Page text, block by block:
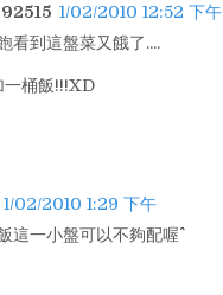
1/02/2010 12:52 下午
看到這盤菜又餓了....
一桶飯!!!XD
1/02/2010 1:29 下午
這一小盤可以不夠配喔^^